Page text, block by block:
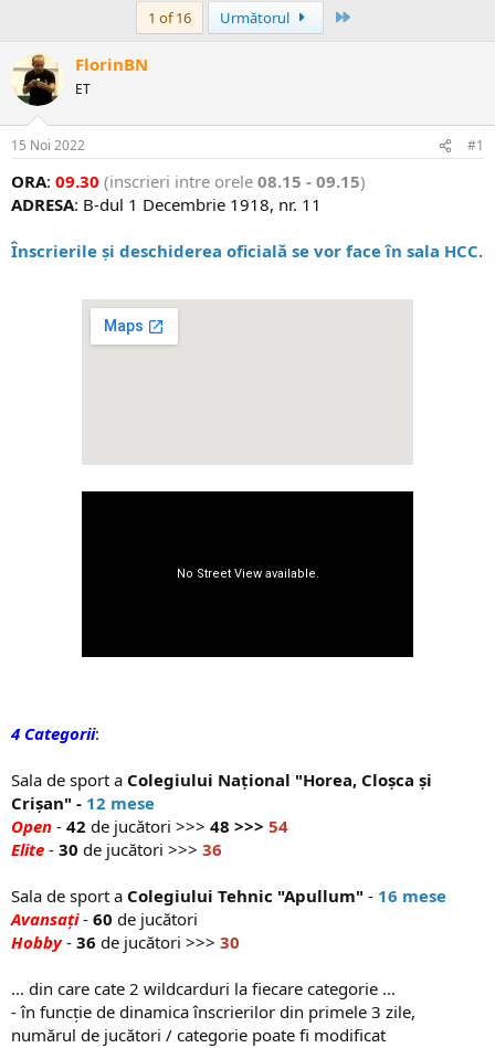
1 of 16 Următorul
FlorinBN
ET
15 Noi 2022 #1
ORA: 09.30 (inscrieri intre orele 08.15 - 09.15)
ADRESA: B-dul 1 Decembrie 1918, nr. 11
Înscrierile și deschiderea oficială se vor face în sala HCC.
4 Categorii:
Sala de sport a Colegiului Național "Horea, Cloșca și
Crișan" - 12 mese
Open - 42 de jucători >>> 48 >>> 54
Elite - 30 de jucători >>> 36
Sala de sport a Colegiului Tehnic "Apullum" ​ - ​16 mese
Avansați- 60 de jucători
Hobby- 36 de jucători >>> 30
... din care cate 2 wildcarduri la fiecare categorie ...
- în funcție de dinamica înscrierilor din primele 3 zile,
numărul de jucători / categorie poate fi modificat